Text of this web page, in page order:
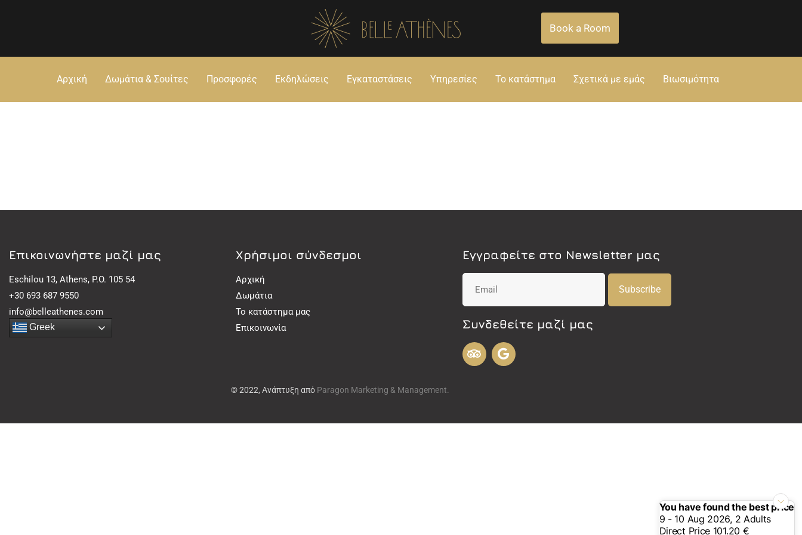
Book a Room
Αρχική Δωμάτια & Σουίτες Προσφορές Εκδηλώσεις Εγκαταστάσεις Υπηρεσίες Το κατάστημα Σχετικά με εμάς Βιωσιμότητα
Eπικοινωνήστε μαζί μας
Eschilou 13, Athens, P.O. 105 54
+30 693 687 9550
info@belleathenes.com
Greek
Χρήσιμοι σύνδεσμοι
Αρχική
Δωμάτια
Το κατάστημα μας
Επικοινωνία
Εγγραφείτε στο Newsletter μας
Subscribe
Συνδεθείτε μαζί μας
© 2022, Ανάπτυξη από Paragon Marketing & Management.